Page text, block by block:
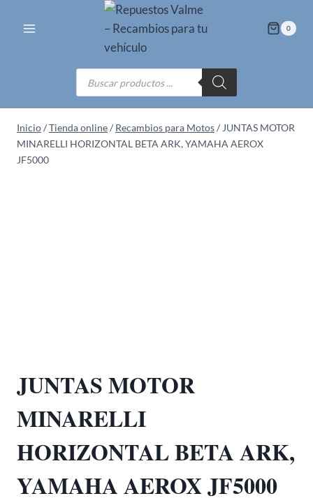
0
Búsqueda
de
productos
Inicio/Tienda online/ Recambios para Motos/ JUNTAS MOTOR
MINARELLI HORIZONTAL BETA ARK, YAMAHA AEROX
JF5000
JUNTAS MOTOR
MINARELLI
HORIZONTAL BETA ARK,
YAMAHA AEROX JF5000